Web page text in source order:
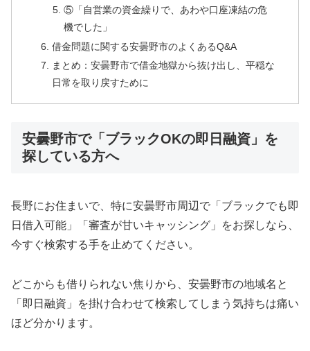
⑤「自営業の資金繰りで、あわや口座凍結の危
機でした」
借金問題に関する安曇野市のよくあるQ&A
まとめ：安曇野市で借金地獄から抜け出し、平穏な
日常を取り戻すために
安曇野市で「ブラックOKの即日融資」を
探している方へ
長野にお住まいで、特に安曇野市周辺で「ブラックでも即
日借入可能」「審査が甘いキャッシング」をお探しなら、
今すぐ検索する手を止めてください。
どこからも借りられない焦りから、安曇野市の地域名と
「即日融資」を掛け合わせて検索してしまう気持ちは痛い
ほど分かります。